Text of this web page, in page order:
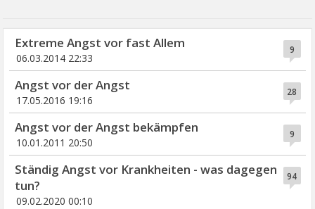
9
Extreme Angst vor fast Allem
06.03.2014 22:33
28
Angst vor der Angst
17.05.2016 19:16
9
Angst vor der Angst bekämpfen
10.01.2011 20:50
94
Ständig Angst vor Krankheiten - was dagegen
tun?
09.02.2020 00:10